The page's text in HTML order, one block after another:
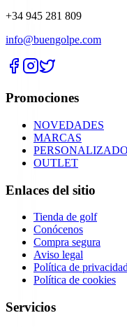
+34 945 281 809
info@buengolpe.com
Promociones
NOVEDADES
MARCAS
OUTLET
Enlaces del sitio
Tienda de golf
Conócenos
Compra segura
Aviso legal
Política de privacidad
Política de cookies
Servicios